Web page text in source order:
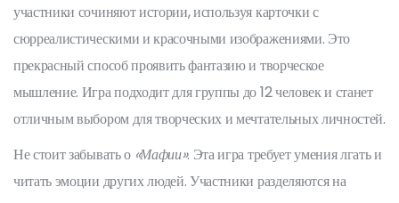
участники сочиняют истории, используя карточки с
сюрреалистическими и красочными изображениями. Это
прекрасный способ проявить фантазию и творческое
мышление. Игра подходит для группы до 12 человек и станет
отличным выбором для творческих и мечтательных личностей.
Не стоит забывать о «Мафии». Эта игра требует умения лгать и
читать эмоции других людей. Участники разделяются на